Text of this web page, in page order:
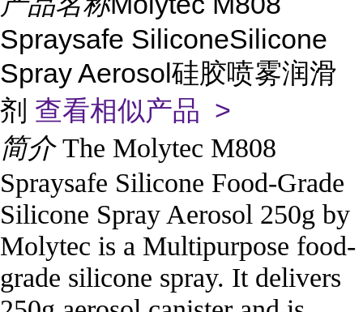
Spraysafe SiliconeSilicone
Spray Aerosol硅胶喷雾润滑
剂 查看相似产品 >
简介 The Molytec M808
Spraysafe Silicone Food-Grade
Silicone Spray Aerosol 250g by
Molytec is a Multipurpose food-
grade silicone spray. It delivers